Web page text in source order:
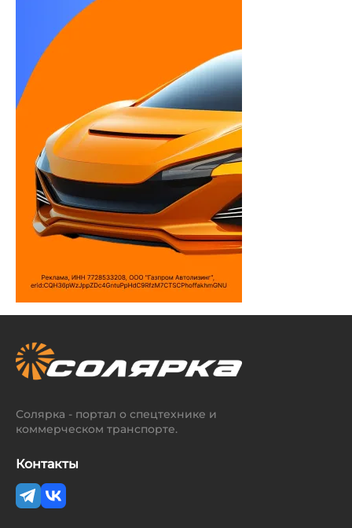
Солярка - портал о спецтехнике и
коммерческом транспорте.
Контакты